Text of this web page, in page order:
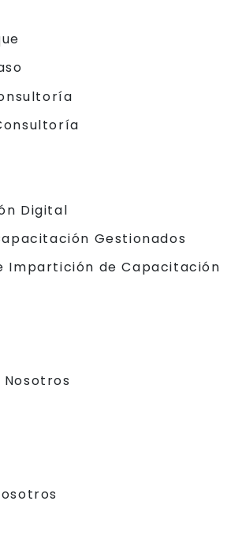
Digital
Gestionados
Impartición de Capacitación